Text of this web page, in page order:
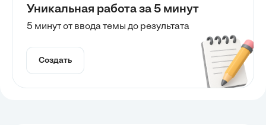
Уникальная работа за 5 минут
5 минут от ввода темы до результата
Создать